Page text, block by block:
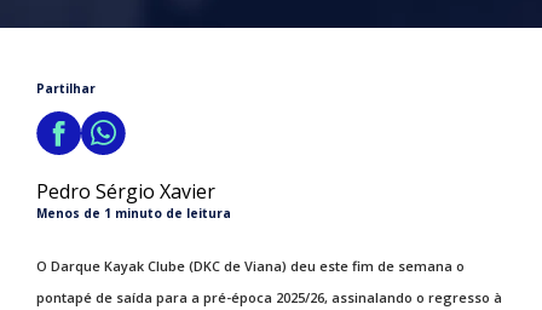
Partilhar
Pedro Sérgio Xavier
Menos de 1 minuto de leitura
O Darque Kayak Clube (DKC de Viana) deu este fim de semana o
pontapé de saída para a pré-época 2025/26, assinalando o regresso à